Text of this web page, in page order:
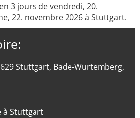
3 jours de vendredi, 20.
22. novembre 2026 à Stuttgart.
Stuttgart, Bade-Wurtemberg,
à Stuttgart